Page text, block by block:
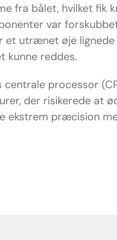
fra bålet, hvilket fik
var
et utrænet øje
kunne reddes.
processor
der risikerede at
ekstrem præcision